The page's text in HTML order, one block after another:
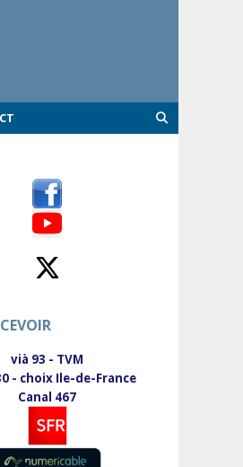
vià 93 - TVM
- choix Ile-de-France
Canal 467